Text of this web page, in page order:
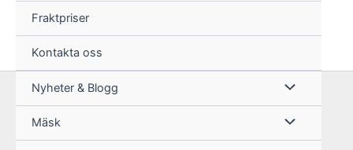
Fraktpriser
Kontakta oss
Nyheter & Blogg
Mäsk